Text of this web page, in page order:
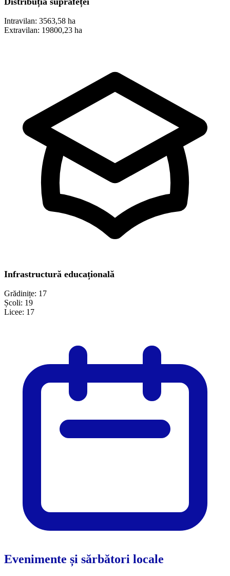
Intravilan: 3563,58 ha
Extravilan: 19800,23 ha
Infrastructură educațională
Grădinițe: 17
Școli: 19
Licee: 17
Evenimente și sărbători locale